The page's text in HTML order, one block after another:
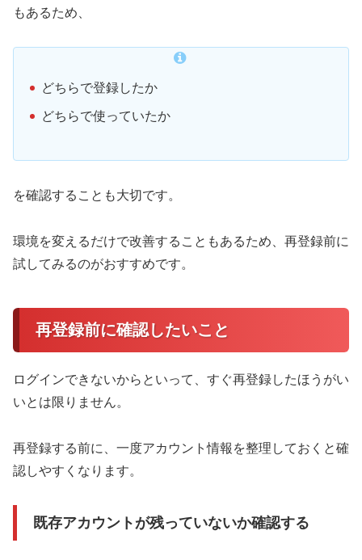
もあるため、
どちらで登録したか
どちらで使っていたか
を確認することも大切です。
環境を変えるだけで改善することもあるため、再登録前に
試してみるのがおすすめです。
再登録前に確認したいこと
ログインできないからといって、すぐ再登録したほうがい
いとは限りません。
再登録する前に、一度アカウント情報を整理しておくと確
認しやすくなります。
既存アカウントが残っていないか確認する